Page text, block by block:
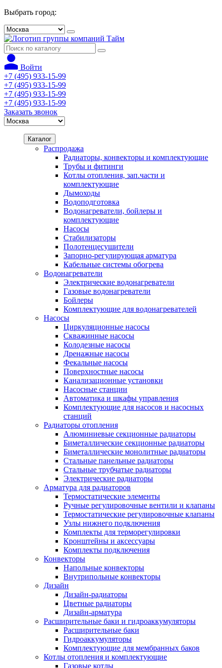
Выбрать город:
Войти
+7 (495) 933-15-99
+7 (495) 933-15-99
+7 (495) 933-15-99
+7 (495) 933-15-99
Заказать звонок
Каталог
Распродажа
Радиаторы, конвекторы и комплектующие
Трубы и фитинги
Котлы отопления, зап.части и
комплектующие
Дымоходы
Водоподготовка
Водонагреватели, бойлеры и
комплектующие
Насосы
Стабилизаторы
Полотенцесушители
Запорно-регулирующая арматура
Кабельные системы обогрева
Водонагреватели
Электрические водонагреватели
Газовые водонагреватели
Бойлеры
Комплектующие для водонагревателей
Насосы
Циркуляционные насосы
Скважинные насосы
Колодезные насосы
Дренажные насосы
Фекальные насосы
Поверхностные насосы
Канализационные установки
Насосные станции
Автоматика и шкафы управления
Комплектующие для насосов и насосных
станций
Радиаторы отопления
Алюминиевые секционные радиаторы
Биметаллические секционные радиаторы
Биметаллические монолитные радиаторы
Стальные панельные радиаторы
Стальные трубчатые радиаторы
Электрические радиаторы
Арматура для радиаторов
Термостатические элементы
Ручные регулировочные вентили и клапаны
Термостатические регулировочные клапаны
Узлы нижнего подключения
Комплекты для терморегулировки
Кронштейны и аксессуары
Комплекты подключения
Конвекторы
Напольные конвекторы
Внутрипольные конвекторы
Дизайн
Дизайн-радиаторы
Цветные радиаторы
Дизайн-арматура
Расширительные баки и гидроаккумуляторы
Расширительные баки
Гидроаккумуляторы
Комплектующие для мембранных баков
Котлы отопления и комплектующие
Газовые котлы